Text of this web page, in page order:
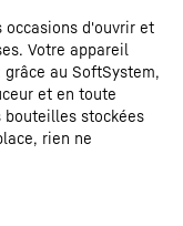
occasions d'ouvrir et
Votre appareil
au SoftSystem,
et en toute
bouteilles stockées
rien ne